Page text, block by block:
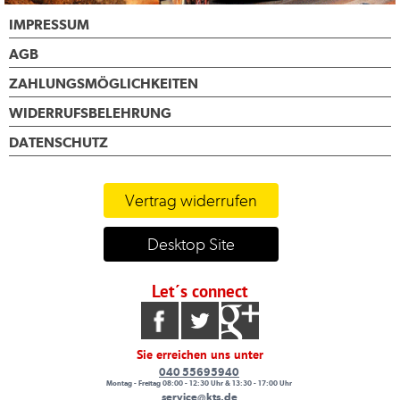
IMPRESSUM
AGB
ZAHLUNGSMÖGLICHKEITEN
WIDERRUFSBELEHRUNG
DATENSCHUTZ
Vertrag widerrufen
Desktop Site
Let´s connect
Sie erreichen uns unter
040 55695940
Montag - Freitag 08:00 - 12:30 Uhr & 13:30 - 17:00 Uhr
service@kts.de